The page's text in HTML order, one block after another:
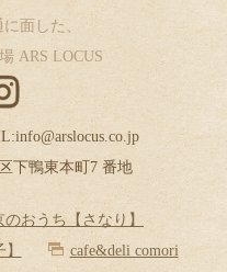
面した、
ARS LOCUS
info@arslocus.co.jp
下鴨東本町7 番地
のおうち【さなり】
cafe&deli comori